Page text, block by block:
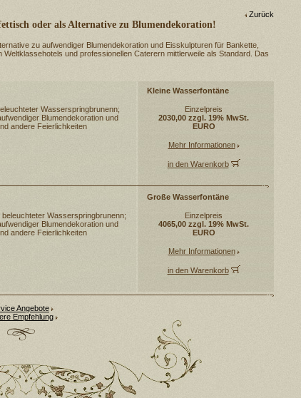
Zurück
oder als Alternative zu Blumendekoration!
zu aufwendiger Blumendekoration und Eisskulpturen für Bankette,
und professionellen Caterern mittlerweile als Standard. Das
Wasserspringbrunenn;
Blumendekoration und
andere Feierlichkeiten
Kleine Wasserfontäne
Einzelpreis
2030,00 zzgl. 19% MwSt.
EURO
Mehr Informationen
in den Warenkorb
Wasserspringbrunenn;
Blumendekoration und
andere Feierlichkeiten
Große Wasserfontäne
Einzelpreis
4065,00 zzgl. 19% MwSt.
EURO
Mehr Informationen
in den Warenkorb
Angebote
Empfehlung